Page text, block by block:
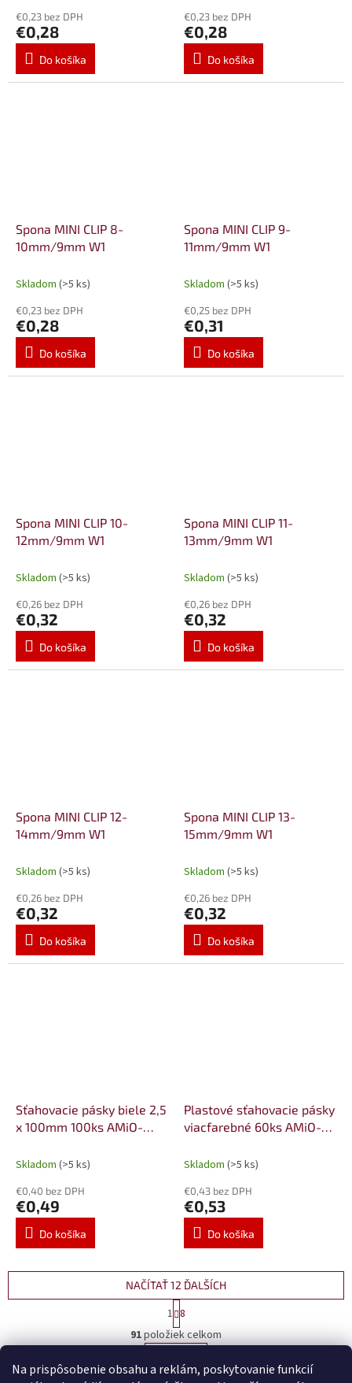
Na prispôsobenie obsahu a reklám, poskytovanie funkcií
€0,23 bez DPH
€0,28
Do košíka
€0,23 bez DPH
€0,28
Do košíka
Spona MINI CLIP 8-
10mm/9mm W1
Skladom (>5 ks)
€0,23 bez DPH
€0,28
Do košíka
Spona MINI CLIP 9-
11mm/9mm W1
Skladom (>5 ks)
€0,25 bez DPH
€0,31
Do košíka
Spona MINI CLIP 10-
12mm/9mm W1
Skladom (>5 ks)
€0,26 bez DPH
€0,32
Do košíka
Spona MINI CLIP 11-
13mm/9mm W1
Skladom (>5 ks)
€0,26 bez DPH
€0,32
Do košíka
Spona MINI CLIP 12-
14mm/9mm W1
Skladom (>5 ks)
€0,26 bez DPH
€0,32
Do košíka
Spona MINI CLIP 13-
15mm/9mm W1
Skladom (>5 ks)
€0,26 bez DPH
€0,32
Do košíka
Sťahovacie pásky biele 2,5
x 100mm 100ks AMiO-
Skladom (>5 ks)
€0,40 bez DPH
€0,49
Do košíka
Plastové sťahovacie pásky
viacfarebné 60ks AMiO-
Skladom (>5 ks)
€0,43 bez DPH
€0,53
Do košíka
O
v
á
NAČÍTAŤ 12 ĎALŠÍCH
t
r
á
k
1 8
91položiek celkom